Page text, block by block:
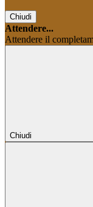
Chiudi
Attendere...
Attendere il
Chiudi